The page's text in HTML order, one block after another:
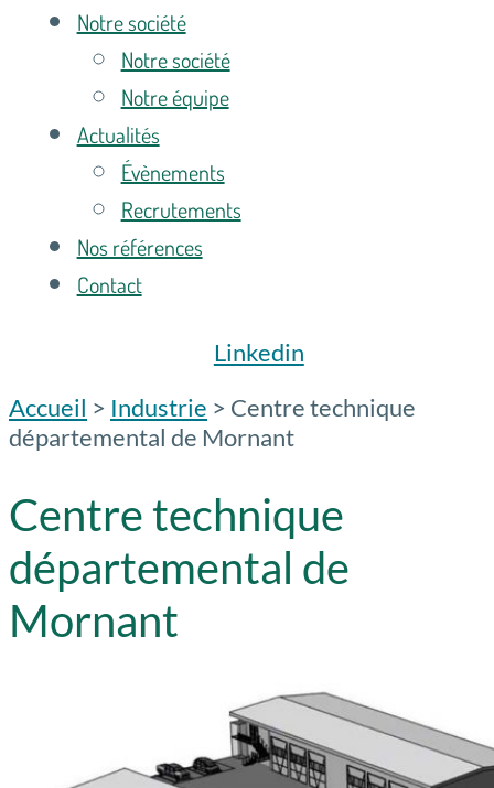
Notre société
Notre société
Notre équipe
Actualités
Évènements
Recrutements
Nos références
Contact
Linkedin
Accueil > Industrie > Centre technique
départemental de Mornant
Centre technique
départemental de
Mornant